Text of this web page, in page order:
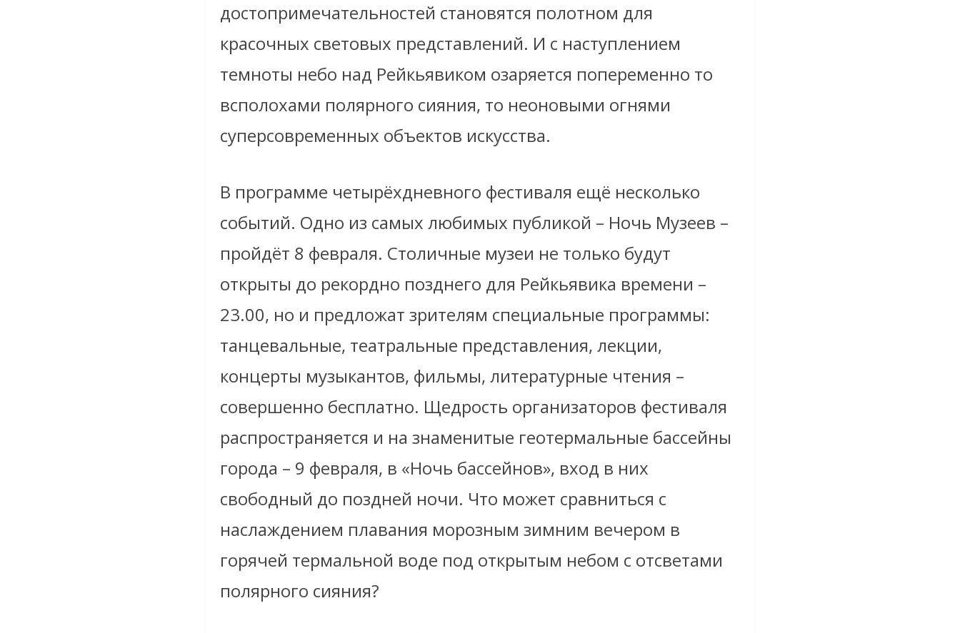
достопримечательностей становятся полотном для
красочных световых представлений. И с наступлением
темноты небо над Рейкьявиком озаряется попеременно то
всполохами полярного сияния, то неоновыми огнями
суперсовременных объектов искусства.
В программе четырёхдневного фестиваля ещё несколько
событий. Одно из самых любимых публикой – Ночь Музеев –
пройдёт 8 февраля. Столичные музеи не только будут
открыты до рекордно позднего для Рейкьявика времени –
23.00, но и предложат зрителям специальные программы:
танцевальные, театральные представления, лекции,
концерты музыкантов, фильмы, литературные чтения –
совершенно бесплатно. Щедрость организаторов фестиваля
распространяется и на знаменитые геотермальные бассейны
города – 9 февраля, в «Ночь бассейнов», вход в них
свободный до поздней ночи. Что может сравниться с
наслаждением плавания морозным зимним вечером в
горячей термальной воде под открытым небом с отсветами
полярного сияния?